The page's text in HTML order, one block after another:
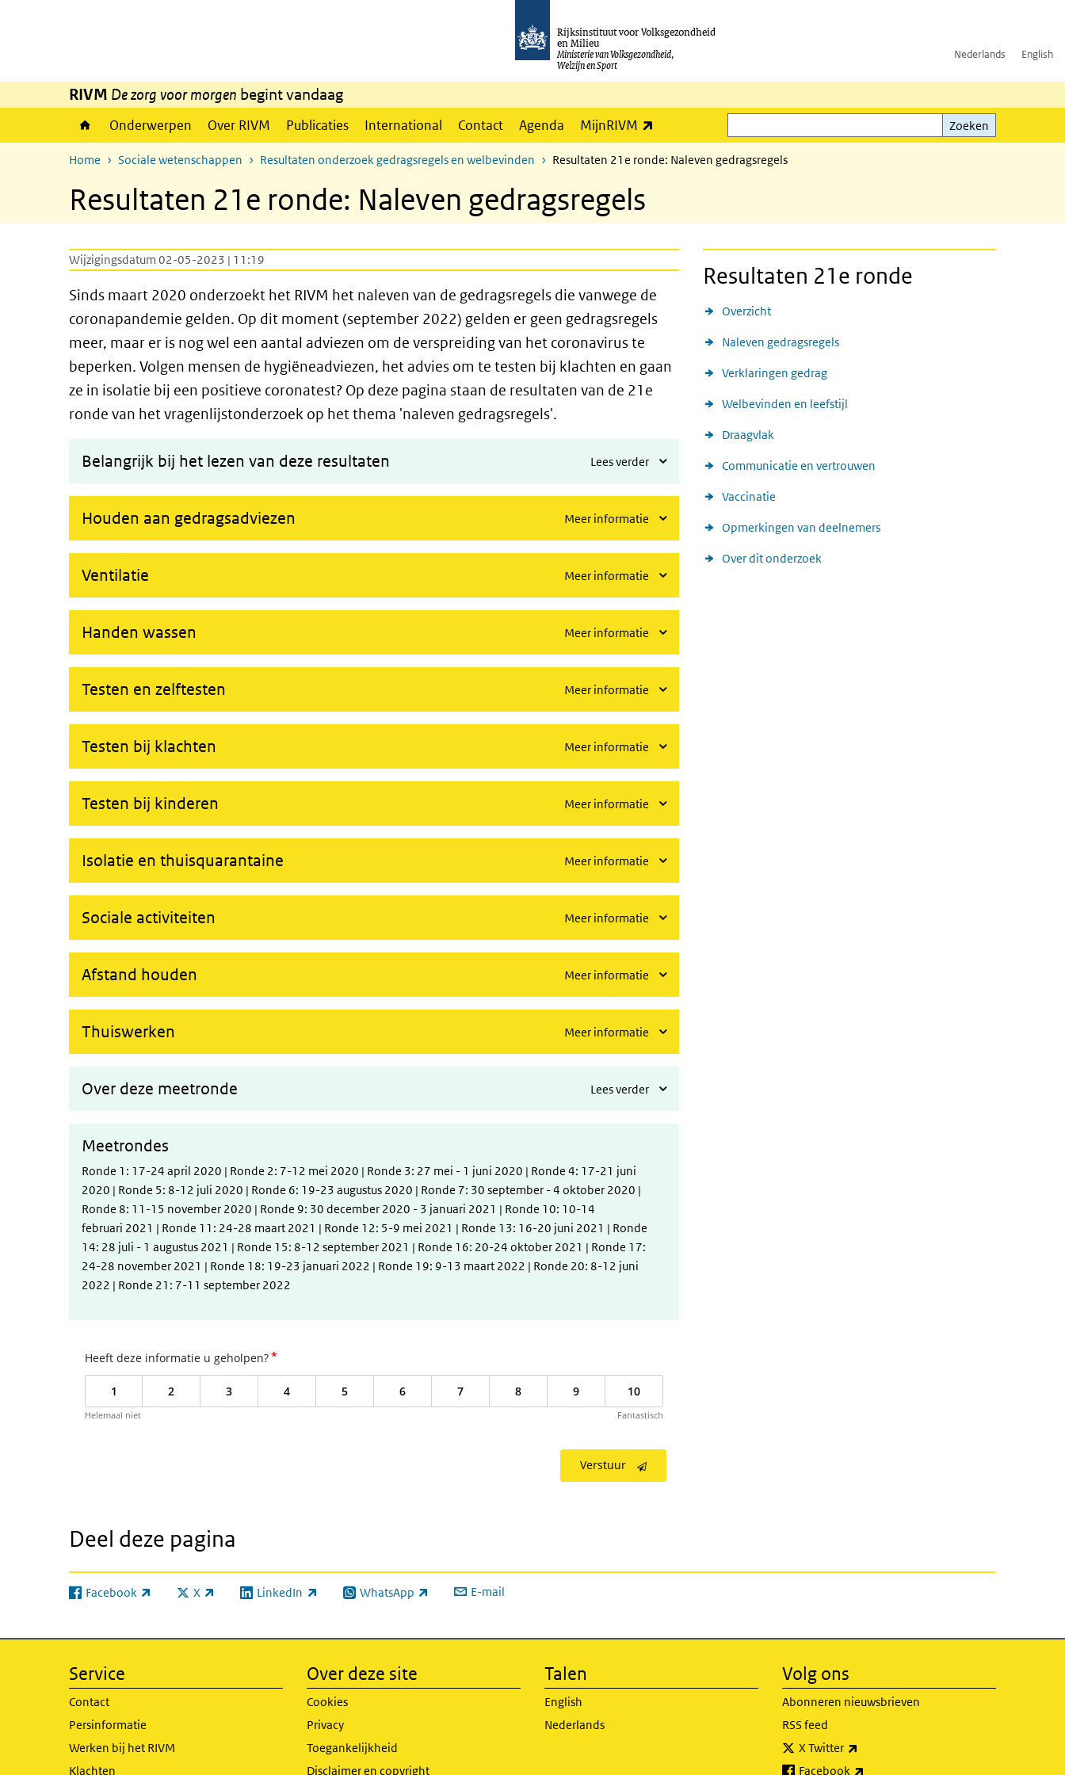
Rijksinstituut voor Volksgezondheid
en Milieu
Ministerie van Volksgezondheid,
Welzijn en Sport
Nederlands English
RIVM De zorg voor morgen begint vandaag
Onderwerpen Over RIVM Publicaties International Contact Agenda MijnRIVM
Zoeken
Zoeken
Home Sociale wetenschappen Resultaten onderzoek gedragsregels en welbevinden Resultaten 21e ronde: Naleven gedragsregels
Resultaten 21e ronde: Naleven gedragsregels
Wijzigingsdatum 02-05-2023 | 11:19
Sinds maart 2020 onderzoekt het RIVM het naleven van de gedragsregels die vanwege de
coronapandemie gelden. Op dit moment (september 2022) gelden er geen gedragsregels
meer, maar er is nog wel een aantal adviezen om de verspreiding van het coronavirus te
beperken. Volgen mensen de hygiëneadviezen, het advies om te testen bij klachten en gaan
ze in isolatie bij een positieve coronatest? Op deze pagina staan de resultaten van de 21e
ronde van het vragenlijstonderzoek op het thema 'naleven gedragsregels'.
Belangrijk bij het lezen van deze resultaten Lees verder
Houden aan gedragsadviezen Meer informatie
Ventilatie Meer informatie
Handen wassen Meer informatie
Testen en zelftesten Meer informatie
Testen bij klachten Meer informatie
Testen bij kinderen Meer informatie
Isolatie en thuisquarantaine Meer informatie
Sociale activiteiten Meer informatie
Afstand houden Meer informatie
Thuiswerken Meer informatie
Over deze meetronde Lees verder
Meetrondes
Ronde 1: 17-24 april 2020 | Ronde 2: 7-12 mei 2020 | Ronde 3: 27 mei - 1 juni 2020 | Ronde 4: 17-21 juni
2020 | Ronde 5: 8-12 juli 2020 | Ronde 6: 19-23 augustus 2020 | Ronde 7: 30 september - 4 oktober 2020 |
Ronde 8: 11-15 november 2020 | Ronde 9: 30 december 2020 - 3 januari 2021 | Ronde 10: 10-14
februari 2021 | Ronde 11: 24-28 maart 2021 | Ronde 12: 5-9 mei 2021 | Ronde 13: 16-20 juni 2021 | Ronde
14: 28 juli - 1 augustus 2021 | Ronde 15: 8-12 september 2021 | Ronde 16: 20-24 oktober 2021 | Ronde 17:
24-28 november 2021 | Ronde 18: 19-23 januari 2022 | Ronde 19: 9-13 maart 2022 | Ronde 20: 8-12 juni
2022 | Ronde 21: 7-11 september 2022
Heeft deze informatie u geholpen?*
1 2 3 4 5 6 7 8 9 10
Helemaal niet Fantastisch
Verstuur
Resultaten 21e ronde
Overzicht
Naleven gedragsregels
Verklaringen gedrag
Welbevinden en leefstijl
Draagvlak
Communicatie en vertrouwen
Vaccinatie
Opmerkingen van deelnemers
Over dit onderzoek
Deel deze pagina
Facebook
(externe link) X
(externe link) LinkedIn
(externe link) WhatsApp
(externe link) E-mail
Service
Contact
Persinformatie
Werken bij het RIVM
Klachten
Over deze site
Cookies
Privacy
Toegankelijkheid
Disclaimer en copyright
Talen
English
Nederlands
Volg ons
Abonneren nieuwsbrieven
RSS feed
X Twitter
Facebook